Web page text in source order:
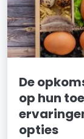
De
op hun
opties